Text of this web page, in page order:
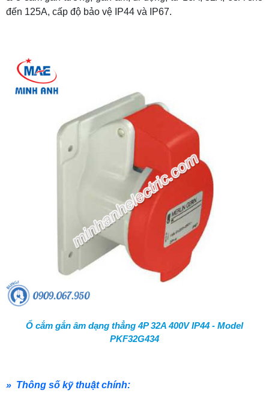
đến 125A, cấp độ bảo vệ IP44 và IP67.
Ổ cắm gắn âm dạng thẳng 4P 32A 400V IP44 - Model
PKF32G434
» Thông số kỹ thuật chính: